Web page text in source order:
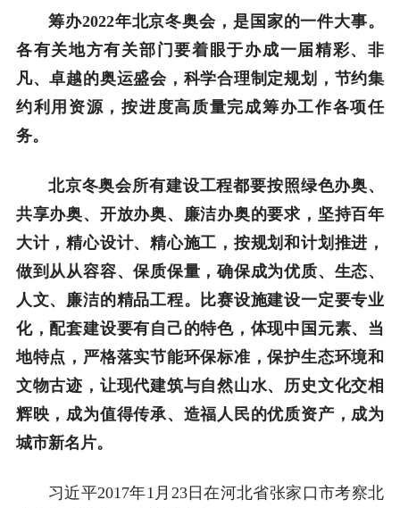
筹办2022年北京冬奥会，是国家的一件大事。
各有关地方有关部门要着眼于办成一届精彩、非
凡、卓越的奥运盛会，科学合理制定规划，节约集
约利用资源，按进度高质量完成筹办工作各项任
务。
北京冬奥会所有建设工程都要按照绿色办奥、
共享办奥、开放办奥、廉洁办奥的要求，坚持百年
大计，精心设计、精心施工，按规划和计划推进，
做到从从容容、保质保量，确保成为优质、生态、
人文、廉洁的精品工程。比赛设施建设一定要专业
化，配套建设要有自己的特色，体现中国元素、当
地特点，严格落实节能环保标准，保护生态环境和
文物古迹，让现代建筑与自然山水、历史文化交相
辉映，成为值得传承、造福人民的优质资产，成为
城市新名片。
习近平2017年1月23日在河北省张家口市考察北